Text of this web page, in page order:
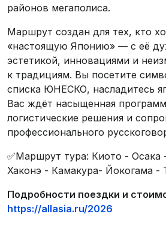
районов мегаполиса.
Маршрут создан для тех, кто
«настоящую Японию» — с её
эстетикой, инновациями и
к традициям. Вы посетите
списка ЮНЕСКО, насладитесь
Вас ждёт насыщенная
логистические решения и
профессионального
✅Маршрут тура: Киото -
Хаконэ - Камакура- Йокогама -
Подробности поездки и
https://allasia.ru/2026